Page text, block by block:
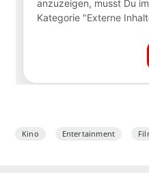
Kino Entertainment